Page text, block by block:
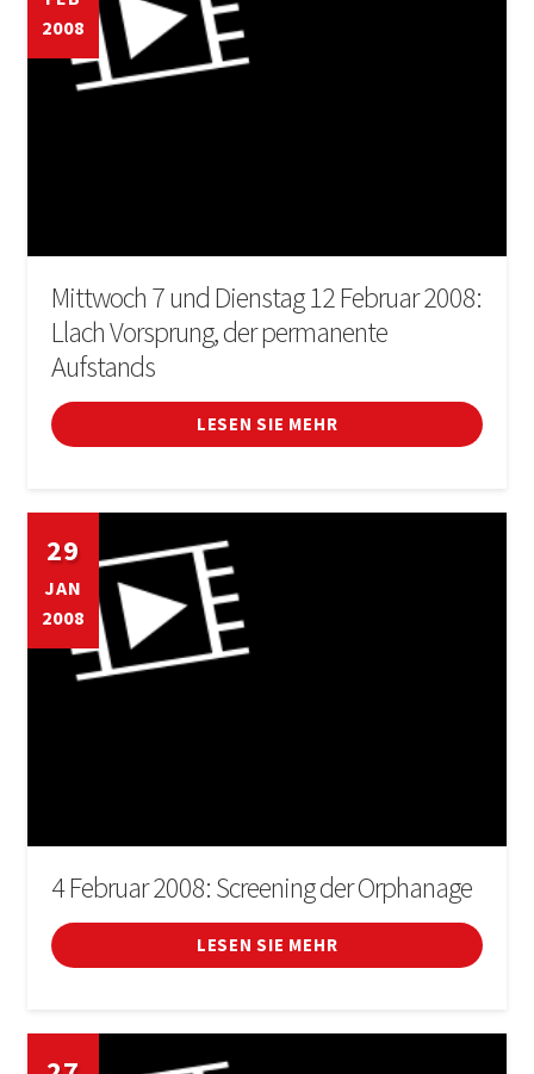
ANMELDEN
2008
Mittwoch 7 und Dienstag 12 Februar 2008:
Llach Vorsprung, der permanente
Aufstands
LESEN SIE MEHR
29
JAN
2008
4 Februar 2008: Screening der Orphanage
LESEN SIE MEHR